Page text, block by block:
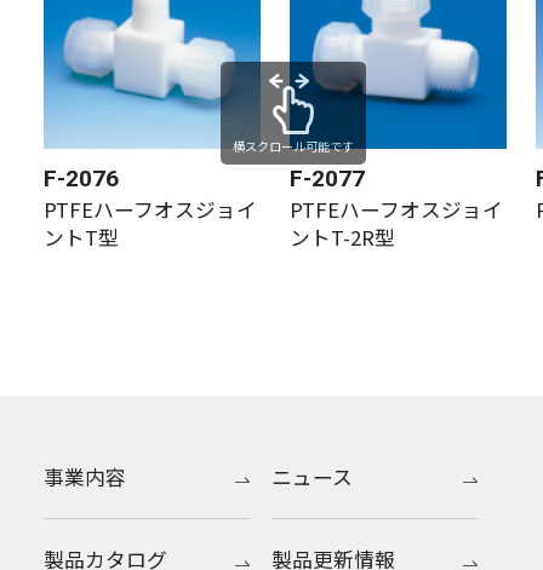
F-2076
PTFEハーフオスジョイ
ントT型
F-2077
PTFEハーフオスジョイ
ントT-2R型
横スクロール可能です
事業内容
製品カタログ
ニュース
製品更新情報